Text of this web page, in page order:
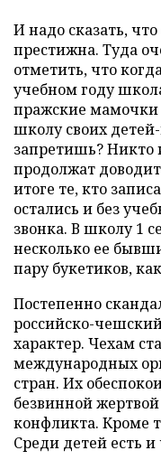
И надо сказать,
престижна. Туда
отметить, что
учебном году
пражские мамочки
школу своих
запретишь? Никто
продолжат
итоге те, кто
остались и без
звонка. В школу 1
несколько ее
пару букетиков,
Постепенно
российско-
характер. Чехам
международных
стран. Их
безвинной
конфликта. Кроме
Среди детей есть